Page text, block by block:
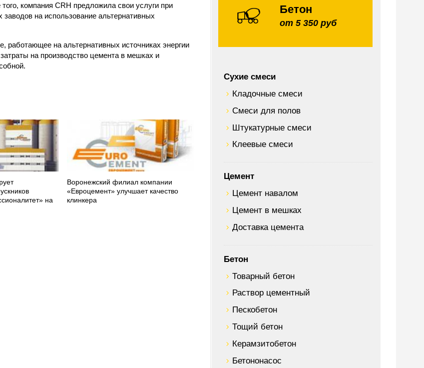
компания CRH предложила свои услуги при
на использование альтернативных
работающее на альтернативных источниках энергии
на производство цемента в мешках и
на
Воронежский филиал компании
«Евроцемент» улучшает качество
клинкера
Бетон
от 5 350 руб
Сухие смеси
Кладочные смеси
Смеси для полов
Штукатурные смеси
Клеевые смеси
Цемент
Цемент навалом
Цемент в мешках
Доставка цемента
Бетон
Товарный бетон
Раствор цементный
Пескобетон
Тощий бетон
Керамзитобетон
Бетононасос